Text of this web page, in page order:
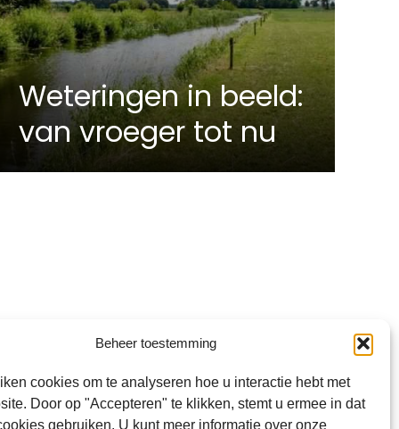
Beheer toestemming
cookies om te analyseren hoe u interactie hebt met
Door op "Accepteren" te klikken, stemt u ermee in dat
gebruiken. U kunt meer informatie over onze
Weteringen in beeld:
van vroeger tot nu
Inschrijven